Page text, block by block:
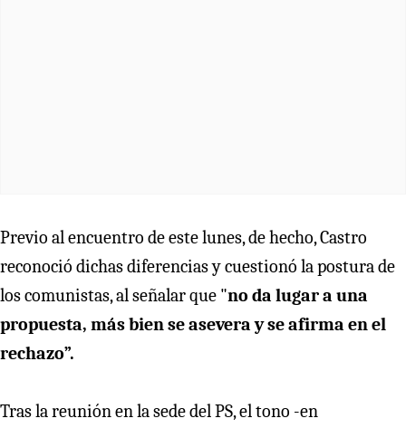
Previo al encuentro de este lunes, de hecho, Castro
reconoció dichas diferencias y cuestionó la postura de
los comunistas, al señalar que "no da lugar a una
propuesta, más bien se asevera y se afirma en el
rechazo”.
Tras la reunión en la sede del PS, el tono -en